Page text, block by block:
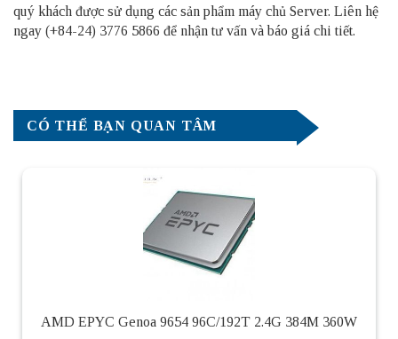
quý khách được sử dụng các sản phẩm máy chủ Server. Liên hệ
ngay (+84-24) 3776 5866 để nhận tư vấn và báo giá chi tiết.
CÓ THỂ BẠN QUAN TÂM
AMD EPYC Genoa 9654 96C/192T 2.4G 384M 360W